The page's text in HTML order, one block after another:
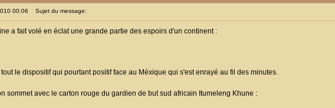
00:06 Sujet du message:
a fait volé en éclat une grande partie des espoirs d'un continent :
tout le dispositif qui pourtant positif face au Méxique qui s'est enrayé au fil des minutes.
sommet avec le carton rouge du gardien de but sud africain Itumeleng Khune :